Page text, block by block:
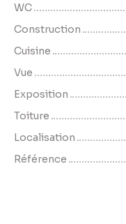
WC
Construction
Cuisine
Vue
Exposition
Toiture
Localisation
Référence